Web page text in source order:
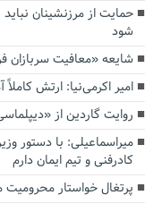
حمایت از مرزنشینان نباید
شود
شایعه «معافیت سربازان
امیر اکرمی‌نیا: ارتش
روایت گاردین از
میراسماعیلی: با دستور
کادرفنی و تیم ایمان دارم
پرتغال خواستار محرومیت